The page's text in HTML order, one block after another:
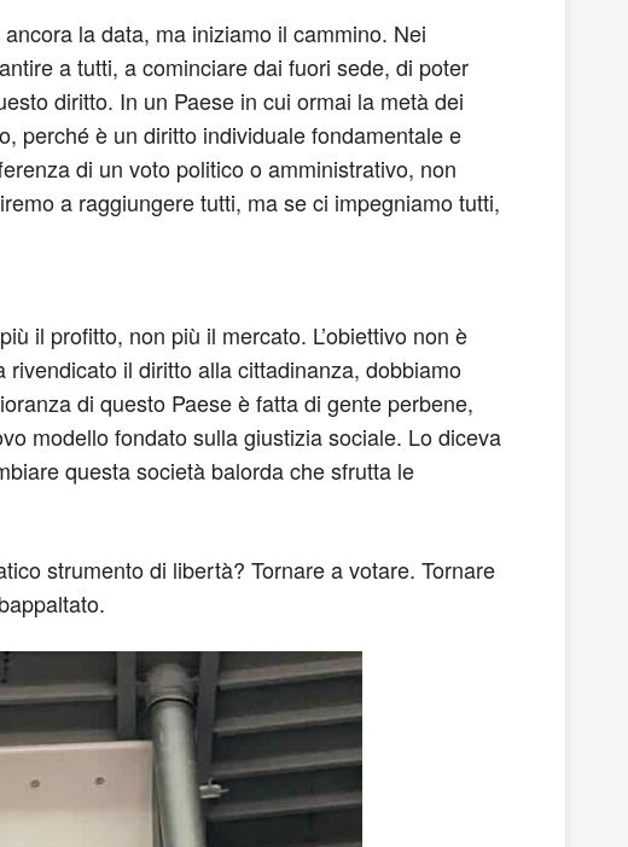
la data, ma iniziamo il cammino. Nei
a tutti, a cominciare dai fuori sede, di poter
diritto. In un Paese in cui ormai la metà dei
perché è un diritto individuale fondamentale e
di un voto politico o amministrativo, non
a raggiungere tutti, ma se ci impegniamo tutti,
il profitto, non più il mercato. L’obiettivo non è
il diritto alla cittadinanza, dobbiamo
di questo Paese è fatta di gente perbene,
modello fondato sulla giustizia sociale. Lo diceva
questa società balorda che sfrutta le
strumento di libertà? Tornare a votare. Tornare